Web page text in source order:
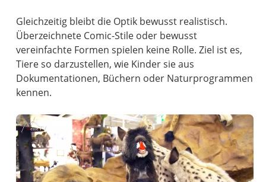
Gleichzeitig bleibt die Optik bewusst realistisch.
Überzeichnete Comic-Stile oder bewusst
vereinfachte Formen spielen keine Rolle. Ziel ist es,
Tiere so darzustellen, wie Kinder sie aus
Dokumentationen, Büchern oder Naturprogrammen
kennen.